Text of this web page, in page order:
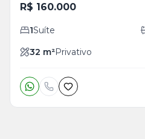
R$ 160.000
1Suíte
32 m²Privativo